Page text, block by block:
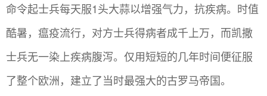
命令起士兵每天服1头大蒜以增强气力，抗疾病。时值
酷暑，瘟疫流行，对方士兵得病者成千上万，而凯撒
士兵无一染上疾病腹泻。仅用短短的几年时间便征服
了整个欧洲，建立了当时最强大的古罗马帝国。